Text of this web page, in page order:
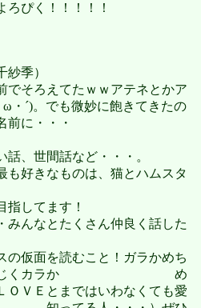
ろぴく！！！！！
季）
でそろえてたｗｗアテネとかア
・´)。でも微妙に飽きてきたの
前に・・・
、世間話など・・・。
も好きなものは、猫とハムスタ
指してます！
みんなとたくさん仲良く話した
の仮面を読むこと！ガラかめち
！！同じくカラか め
ＯＶＥとまではいわなくても愛